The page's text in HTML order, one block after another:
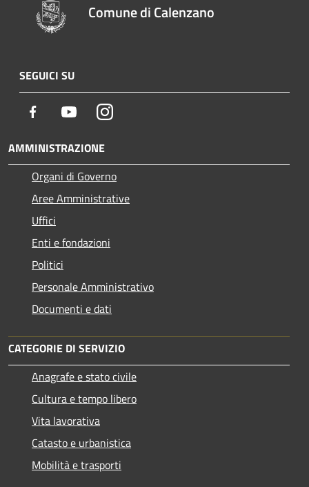
Comune di Calenzano
SEGUICI SU
Facebook YoutubeInstagram
AMMINISTRAZIONE
Organi di Governo
Aree Amministrative
Uffici
Enti e fondazioni
Politici
Personale Amministrativo
Documenti e dati
CATEGORIE DI SERVIZIO
Anagrafe e stato civile
Cultura e tempo libero
Vita lavorativa
Catasto e urbanistica
Mobilità e trasporti